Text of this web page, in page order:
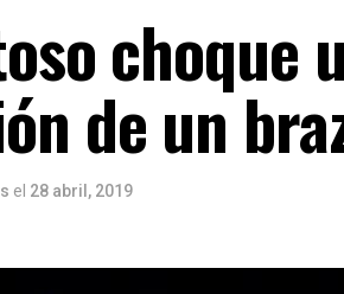
choque
de un
el 28 abril, 2019